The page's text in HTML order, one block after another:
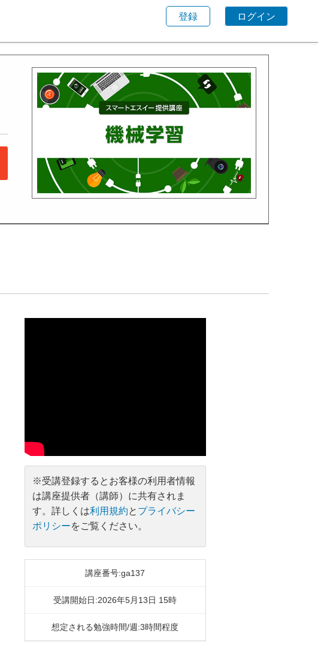
登録 ログイン
※受講登録するとお客様の利用者情報
は講座提供者（講師）に共有されま
す。詳しくは利用規約と プライバシー
ポリシーをご覧ください。
講座番号:ga137
受講開始日:2026年5月13日 15時
想定される勉強時間/週:3時間程度